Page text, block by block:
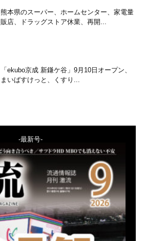
熊本県のスーパー、ホームセンター、家電量
販店、ドラッグストア休業、再開...
「ekubo京成 新鎌ケ谷」9月10日オープン、
まいばすけっと、くすり...
-最新号-